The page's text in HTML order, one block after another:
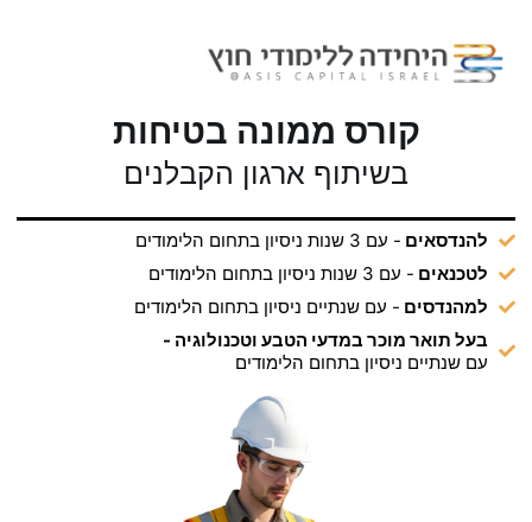
קורס ממונה בטיחות
בשיתוף ארגון הקבלנים
להנדסאים - עם 3 שנות ניסיון בתחום הלימודים
לטכנאים - עם 3 שנות ניסיון בתחום הלימודים
למהנדסים - עם שנתיים ניסיון בתחום הלימודים
בעל תואר מוכר במדעי הטבע וטכנולוגיה -
עם שנתיים ניסיון בתחום הלימודים